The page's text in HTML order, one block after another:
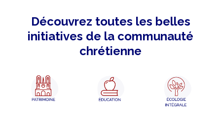
Découvrez toutes les belles
initiatives de la communauté
chrétienne